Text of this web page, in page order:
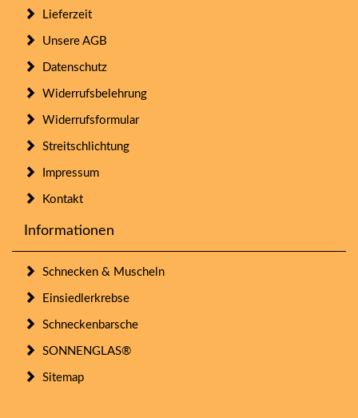
Lieferzeit
Unsere AGB
Datenschutz
Widerrufsbelehrung
Widerrufsformular
Streitschlichtung
Impressum
Kontakt
Informationen
Schnecken & Muscheln
Einsiedlerkrebse
Schneckenbarsche
SONNENGLAS®
Sitemap